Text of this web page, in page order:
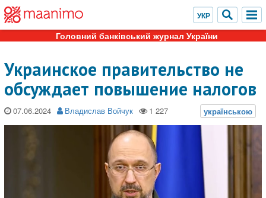
Головний банківський журнал України
Украинское правительство не
обсуждает повышение налогов
07.06.2024 Владислав Войчук